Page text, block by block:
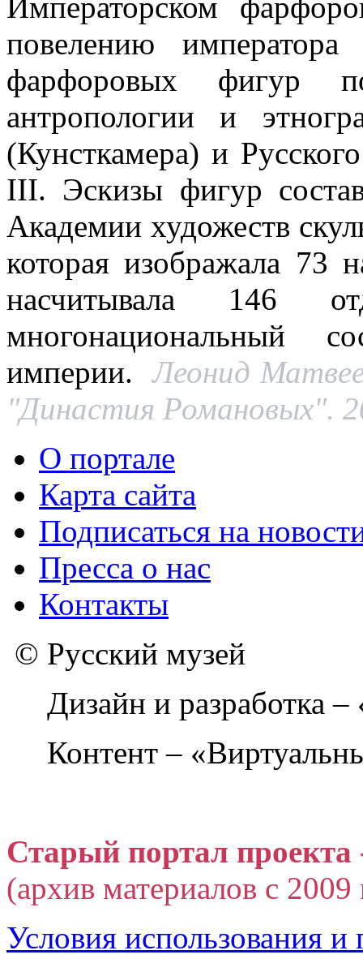
повелению
фарфоровых фигур
антропологии и
(Кунсткамера) и
III. Эскизы фигур
Академии художеств
которая изображала 73
насчитывала 146
многонациональный
империи.Леонид
"Династия Романовых".
О портале
Карта сайта
Подписаться на
Пресса о нас
Контакты
© Русский музей
Дизайн и разработка
Контент –
Старый портал
(архив материалов с
Условия использования